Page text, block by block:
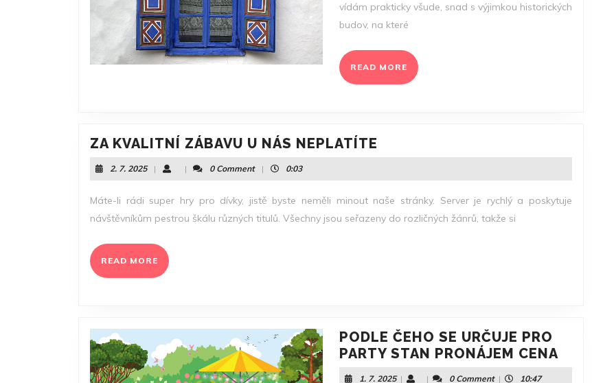
vídám prakticky všude, snad s výjimkou historických
budov, na které
READ MORE READ
MORE
ZA KVALITNÍ ZÁBAVU U NÁS NEPLATÍTE
KVALITNÍ
U
NÁS
NEPLATÍTE
2. 7. 20252.
7.
| | 0 Comment | 0:03
Máte-li rádi super hry pro dívky, jistě byste neměli minout naše stránky. Server je rychlý a poskytuje
návštěvníkům pestrou škálu různých titulů. Všechny jsou seřazeny do rozličných žánrů, takže si
READ MORE READ
MORE
PODLE ČEHO SE URČUJE PRO
PARTY STAN PRONÁJEM CENA
ČEHO
1. 7. 20251.| | 0 Comment | 10:47